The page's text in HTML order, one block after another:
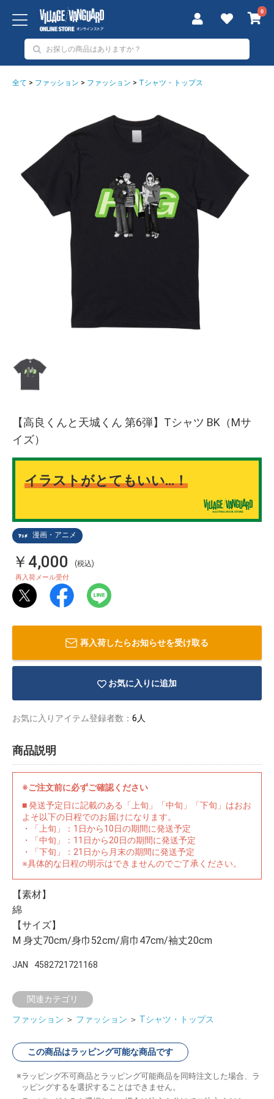
0
全て > ファッション > ファッション > Tシャツ・トップス
漫画・アニメ
【高良くんと天城くん 第6弾】Tシャツ BK（Mサ
イズ）
イラストがとてもいい…！
￥4,000 (税込)
再入荷メール受付
再入荷したらお知らせを受け取る
お気に入りに追加
お気に入りアイテム登録者数： 6人
商品説明
※ご注文前に必ずご確認ください
■ 発送予定日に記載のある「上旬」「中旬」「下旬」はおお
よそ以下の日程でのお届けになります。
・「上旬」：1日から10日の期間に発送予定
・「中旬」：11日から20日の期間に発送予定
・「下旬」：21日から月末の期間に発送予定
※具体的な日程の明示はできませんのでご了承ください。
【素材】
綿
【サイズ】
M 身丈70cm/身巾52cm/肩巾47cm/袖丈20cm
JAN 4582721721168
関連カテゴリ
ファッション ＞ ファッション ＞ Tシャツ・トップス
この商品はラッピング可能な商品です
ラッピング不可商品とラッピング可能商品を同時注文した場合、ラ
ッピングするを選択することはできません。
イラストレ
アダルトグ